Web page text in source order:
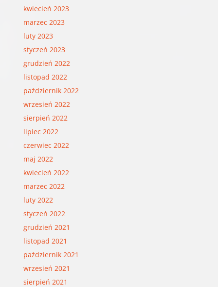
kwiecień 2023
marzec 2023
luty 2023
styczeń 2023
grudzień 2022
listopad 2022
październik 2022
wrzesień 2022
sierpień 2022
lipiec 2022
czerwiec 2022
maj 2022
kwiecień 2022
marzec 2022
luty 2022
styczeń 2022
grudzień 2021
listopad 2021
październik 2021
wrzesień 2021
sierpień 2021